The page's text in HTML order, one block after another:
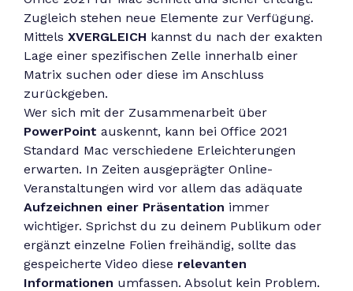
Zugleich stehen neue Elemente zur Verfügung.
Mittels XVERGLEICH kannst du nach der exakten
Lage einer spezifischen Zelle innerhalb einer
Matrix suchen oder diese im Anschluss
zurückgeben.
Wer sich mit der Zusammenarbeit über
PowerPoint auskennt, kann bei Office 2021
Standard Mac verschiedene Erleichterungen
erwarten. In Zeiten ausgeprägter Online-
Veranstaltungen wird vor allem das adäquate
Aufzeichnen einer Präsentation immer
wichtiger. Sprichst du zu deinem Publikum oder
ergänzt einzelne Folien freihändig, sollte das
gespeicherte Video diese relevanten
Informationen umfassen. Absolut kein Problem.